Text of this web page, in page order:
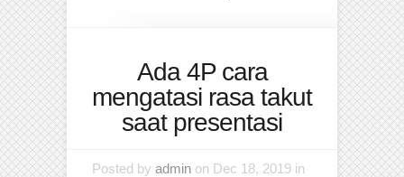
Ada 4P cara
mengatasi rasa takut
saat presentasi
Posted by admin on Dec 18, 2019 in